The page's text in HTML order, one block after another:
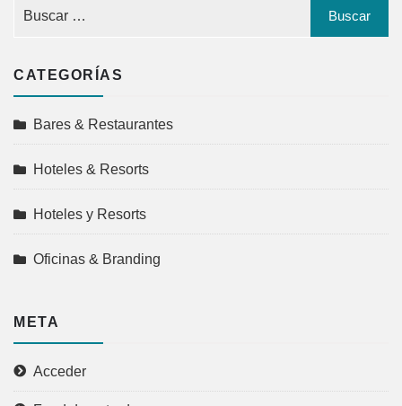
CATEGORÍAS
Bares & Restaurantes
Hoteles & Resorts
Hoteles y Resorts
Oficinas & Branding
META
Acceder